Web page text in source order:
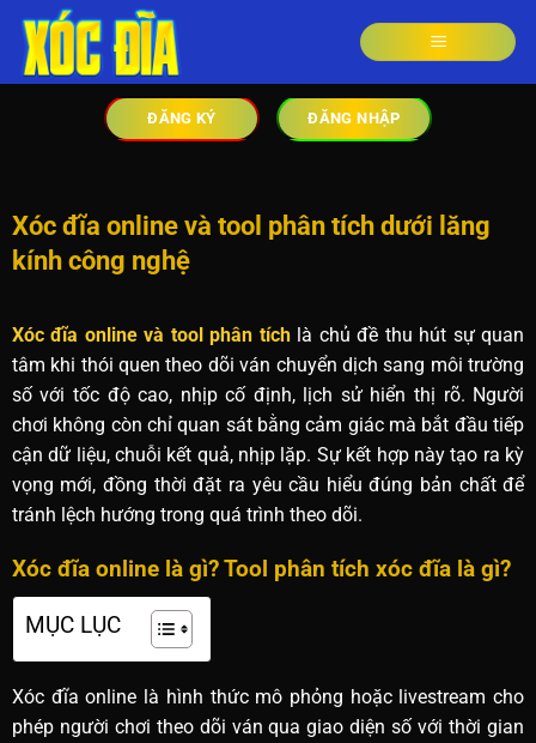
ĐĂNG KÝ ĐĂNG NHẬP
Xóc đĩa online và tool phân tích dưới lăng
kính công nghệ
Xóc đĩa online và tool phân tíchlà chủ đề thu hút sự quan
tâm khi thói quen theo dõi ván chuyển dịch sang môi trường
số với tốc độ cao, nhịp cố định, lịch sử hiển thị rõ. Người
chơi không còn chỉ quan sát bằng cảm giác mà bắt đầu tiếp
cận dữ liệu, chuỗi kết quả, nhịp lặp. Sự kết hợp này tạo ra kỳ
vọng mới, đồng thời đặt ra yêu cầu hiểu đúng bản chất để
tránh lệch hướng trong quá trình theo dõi.
Xóc đĩa online là gì? Tool phân tích xóc đĩa là gì?
MỤC LỤC
Xóc đĩa online là hình thức mô phỏng hoặc livestream cho
phép người chơi theo dõi ván qua giao diện số với thời gian